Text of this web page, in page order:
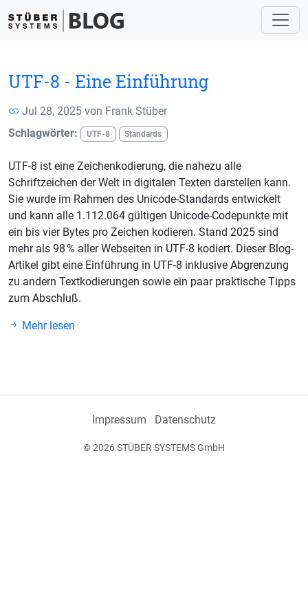
UTF-8 - Eine Einführung
Jul 28, 2025 von Frank Stüber
Schlagwörter:
UTF-8 Standards
UTF-8 ist eine Zeichenkodierung, die nahezu alle
Schriftzeichen der Welt in digitalen Texten darstellen kann.
Sie wurde im Rahmen des Unicode-Standards entwickelt
und kann alle 1.112.064 gültigen Unicode-Codepunkte mit
ein bis vier Bytes pro Zeichen kodieren. Stand 2025 sind
mehr als 98 % aller Webseiten in UTF-8 kodiert. Dieser Blog-
Artikel gibt eine Einführung in UTF-8 inklusive Abgrenzung
zu andern Textkodierungen sowie ein paar praktische Tipps
zum Abschluß.
Mehr lesen
Impressum Datenschutz
© 2026 STÜBER SYSTEMS GmbH